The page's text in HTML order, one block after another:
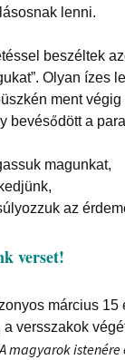
lenni.
beszéltek
Olyan ízes
ment végig
bevésődött a
magunkat,
az
verset!
március 15
a versszakok
A magyarok